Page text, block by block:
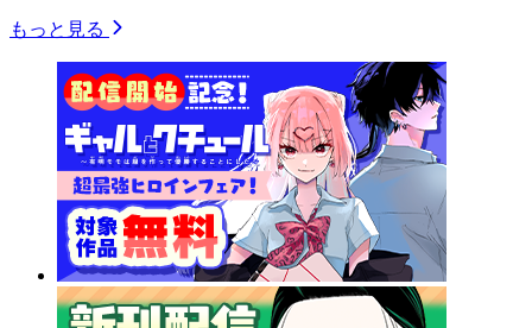
もっと見る